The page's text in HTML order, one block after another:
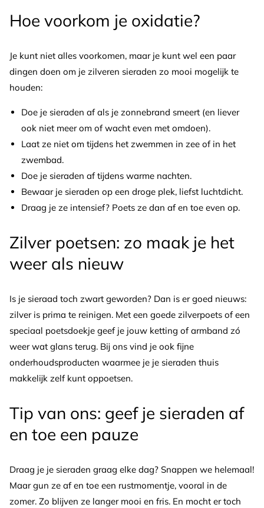
Hoe voorkom je oxidatie?
Je kunt niet alles voorkomen, maar je kunt wel een paar
dingen doen om je zilveren sieraden zo mooi mogelijk te
houden:
Doe je sieraden af als je zonnebrand smeert (en liever
ook niet meer om of wacht even met omdoen).
Laat ze niet om tijdens het zwemmen in zee of in het
zwembad.
Doe je sieraden af tijdens warme nachten.
Bewaar je sieraden op een droge plek, liefst luchtdicht.
Draag je ze intensief? Poets ze dan af en toe even op.
Zilver poetsen: zo maak je het
weer als nieuw
Is je sieraad toch zwart geworden? Dan is er goed nieuws:
zilver is prima te reinigen. Met een goede zilverpoets of een
speciaal poetsdoekje geef je jouw ketting of armband zó
weer wat glans terug. Bij ons vind je ook fijne
onderhoudsproducten waarmee je je sieraden thuis
makkelijk zelf kunt oppoetsen.
Tip van ons: geef je sieraden af
en toe een pauze
Draag je je sieraden graag elke dag? Snappen we helemaal!
Maar gun ze af en toe een rustmomentje, vooral in de
zomer. Zo blijven ze langer mooi en fris. En mocht er toch